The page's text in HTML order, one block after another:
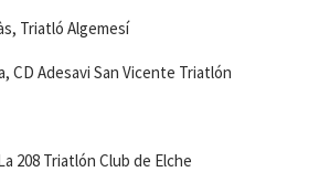
Triatló Algemesí
CD Adesavi San Vicente Triatlón
208 Triatlón Club de Elche